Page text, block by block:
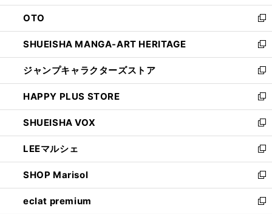
ウ
で
開
く
ン
ド
ウ
で
開
く
OTO
新
し
い
ウ
ィ
ン
ド
ウ
で
開
く
SHUEISHA MANGA-ART HERITAGE
新
し
い
ウ
ィ
ン
ド
ウ
で
開
く
ジャンプキャラクターズストア
新
し
い
ウ
ィ
ン
ド
ウ
で
開
く
HAPPY PLUS STORE
新
し
い
ウ
ィ
ン
ド
ウ
で
SHUEISHA VOX
新
し
い
ウ
ィ
ン
ド
LEEマルシェ
新
し
い
ウ
ィ
SHOP Marisol
新
し
い
eclat premium
新